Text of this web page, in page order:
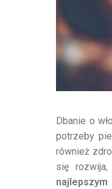
Dbanie o
potrzeby
również
się